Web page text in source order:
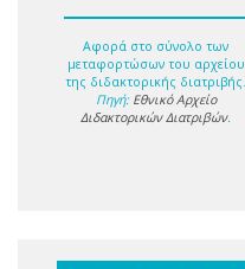
Αφορά στο σύνολο των
μεταφορτώσων του αρχείου
της διδακτορικής διατριβής.
Πηγή: Εθνικό Αρχείο
Διδακτορικών Διατριβών.